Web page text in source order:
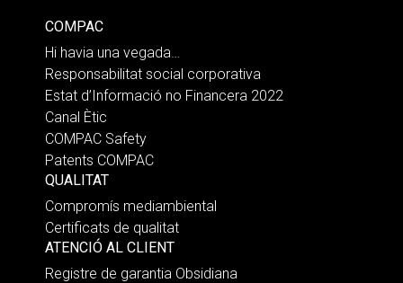
COMPAC
Hi havia una vegada…
Responsabilitat social corporativa
Estat d’Informació no Financera 2022
Canal Ètic
COMPAC Safety
Patents COMPAC
QUALITAT
Compromís mediambiental
Certificats de qualitat
ATENCIÓ AL CLIENT
Registre de garantia Obsidiana